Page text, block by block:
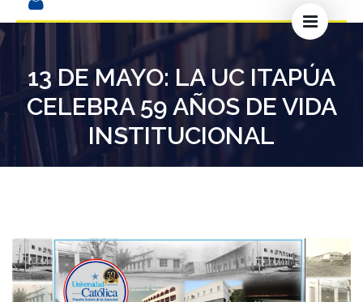
13 DE MAYO: LA UC ITAPÚA
CELEBRA 59 AÑOS DE VIDA
INSTITUCIONAL